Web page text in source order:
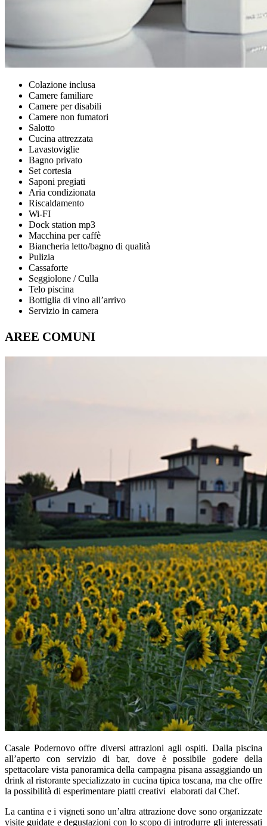
Colazione inclusa
Camere familiare
Camere per disabili
Camere non fumatori
Salotto
Cucina attrezzata
Lavastoviglie
Bagno privato
Set cortesia
Saponi pregiati
Aria condizionata
Riscaldamento
Wi-FI
Dock station mp3
Macchina per caffè
Biancheria letto/bagno di qualità
Pulizia
Cassaforte
Seggiolone / Culla
Telo piscina
Bottiglia di vino all’arrivo
Servizio in camera
AREE COMUNI
Casale Podernovo offre diversi attrazioni agli ospiti. Dalla piscina
all’aperto con servizio di bar, dove è possibile godere della
spettacolare vista panoramica della campagna pisana assaggiando un
drink al ristorante specializzato in cucina tipica toscana, ma che offre
la possibilità di esperimentare piatti creativi elaborati dal Chef.
La cantina e i vigneti sono un’altra attrazione dove sono organizzate
visite guidate e degustazioni con lo scopo di introdurre gli interessati